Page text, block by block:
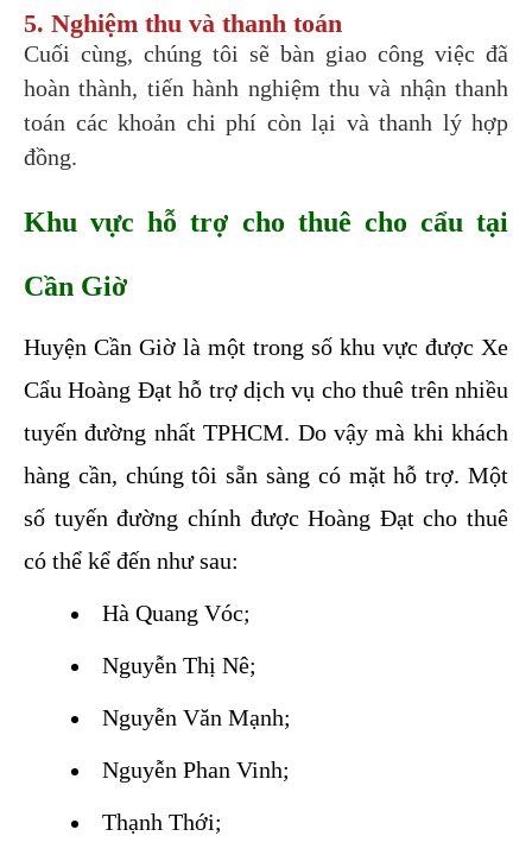
5. Nghiệm thu và thanh toán
Cuối cùng, chúng tôi sẽ bàn giao công việc đã
hoàn thành, tiến hành nghiệm thu và nhận thanh
toán các khoản chi phí còn lại và thanh lý hợp
đồng.
Khu vực hỗ trợ cho thuê cho cẩu tại
Cần Giờ
Huyện Cần Giờ là một trong số khu vực được Xe
Cẩu Hoàng Đạt hỗ trợ dịch vụ cho thuê trên nhiều
tuyến đường nhất TPHCM. Do vậy mà khi khách
hàng cần, chúng tôi sẵn sàng có mặt hỗ trợ. Một
số tuyến đường chính được Hoàng Đạt cho thuê
có thể kể đến như sau:
Hà Quang Vóc;
Nguyễn Thị Nê;
Nguyễn Văn Mạnh;
Nguyễn Phan Vinh;
Thạnh Thới;